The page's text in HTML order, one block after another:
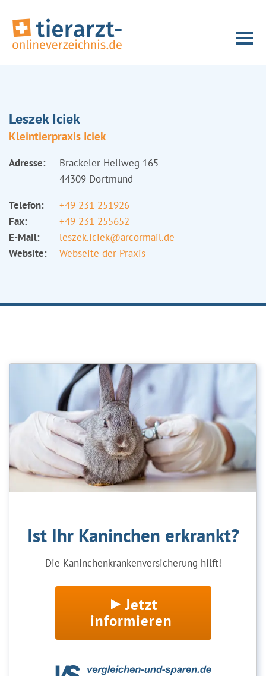
Leszek Iciek
Kleintierpraxis Iciek
Adresse:
Brackeler Hellweg 165
44309 Dortmund
Telefon:
+49 231 251926
Fax:
+49 231 255652
E-Mail:
leszek.iciek@arcormail.de
Website:
Webseite der Praxis
Ist Ihr Kaninchen erkrankt?
Die Kaninchenkrankenversicherung hilft!
Jetzt
informieren